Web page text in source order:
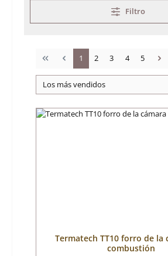
Filtro
Página
1 Página
2 Página
3 Página
4 Página
5
Termatech TT10 forro de la
combustión